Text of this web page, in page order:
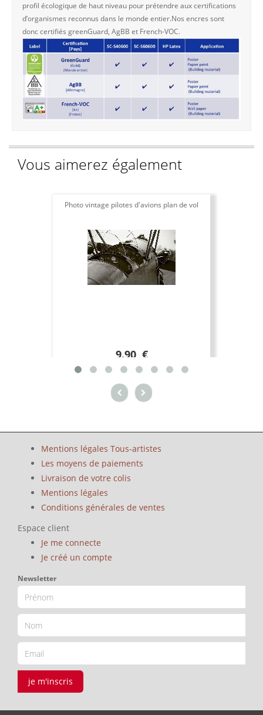
profil écologique de haut niveau pour prétendre aux certifications
d’organismes reconnus dans le monde entier.Nos encres sont
donc certifiés greenGuard, AgBB et French-VOC.
Vous aimerez également
Photo vintage pilotes d'avions plan de vol
9.90 €
Mentions légales Tous-artistes
Les moyens de paiements
Livraison de votre colis
Mentions légales
Conditions générales de ventes
Espace client
Je me connecte
Je créé un compte
Newsletter
je m'inscris